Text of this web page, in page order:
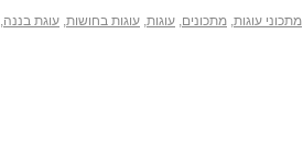
מתכוני עוגות, מתכונים, עוגות, עוגות בחושות, עוגת בננה,